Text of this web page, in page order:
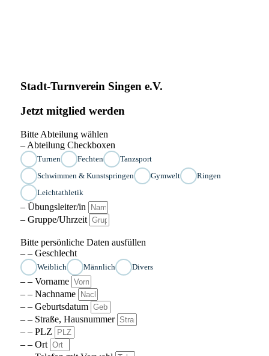
Stadt-Turnverein Singen e.V.
Jetzt mitglied werden
Bitte Abteilung wählen
– Abteilung Checkboxen
Turnen Fechten
Tanzsport
Schwimmen & Kunstspringen
Gymwelt
Ringen
Leichtathletik
– Übungsleiter/in
– Gruppe/Uhrzeit
Bitte persönliche Daten ausfüllen
– – Geschlecht
Weiblich Männlich Divers
– – Vorname
– – Nachname
– – Geburtsdatum
– – Straße, Hausnummer
– – PLZ
– – Ort